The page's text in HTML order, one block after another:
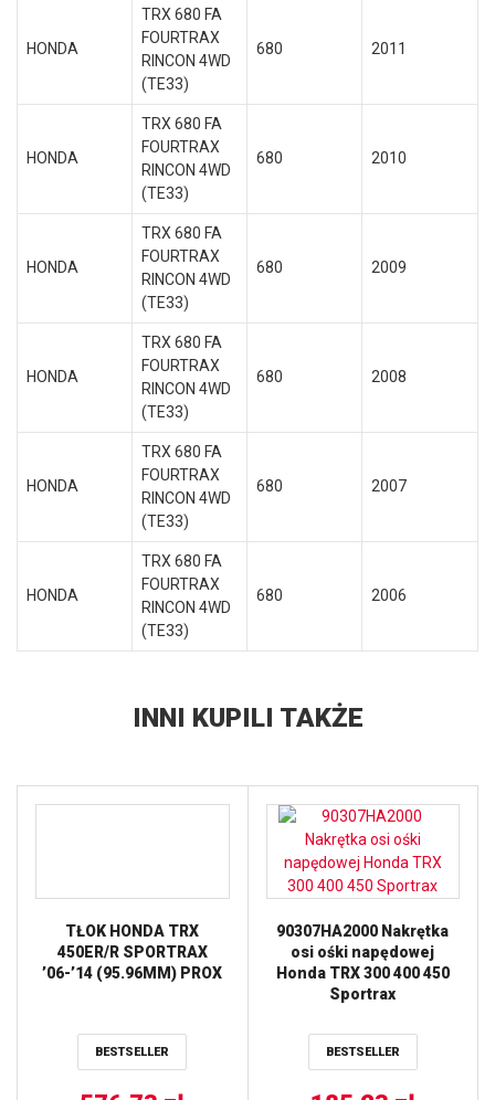
HONDA
TRX 680 FA
FOURTRAX
RINCON 4WD
(TE33)
680 2011
HONDA
TRX 680 FA
FOURTRAX
RINCON 4WD
(TE33)
680 2010
HONDA
TRX 680 FA
FOURTRAX
RINCON 4WD
(TE33)
680 2009
HONDA
TRX 680 FA
FOURTRAX
RINCON 4WD
(TE33)
680 2008
HONDA
TRX 680 FA
FOURTRAX
RINCON 4WD
(TE33)
680 2007
HONDA
TRX 680 FA
FOURTRAX
RINCON 4WD
(TE33)
680 2006
INNI KUPILI TAKŻE
TŁOK HONDA TRX
450ER/R SPORTRAX
’06-’14 (95.96MM) PROX
BESTSELLER
90307HA2000 Nakrętka
osi ośki napędowej
Honda TRX 300 400 450
Sportrax
BESTSELLER